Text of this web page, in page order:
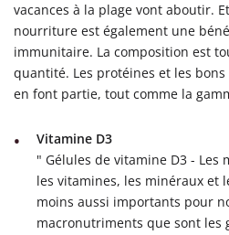
vacances à la plage vont aboutir.
nourriture est également une
immunitaire. La composition est
quantité. Les protéines et les
en font partie, tout comme la
Vitamine D3
" Gélules de vitamine D3 -
les vitamines, les minéraux et
moins aussi importants pour
macronutriments que sont les